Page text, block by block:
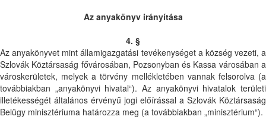
Az anyakönyv irányítása
4. §
Az anyakönyvet mint államigazgatási tevékenységet a község vezeti, a
Szlovák Köztársaság fővárosában, Pozsonyban és Kassa városában a
városkerületek, melyek a törvény mellékletében vannak felsorolva (a
továbbiakban „anyakönyvi hivatal“). Az anyakönyvi hivatalok területi
illetékességét általános érvényű jogi előírással a Szlovák Köztársaság
Belügy minisztériuma határozza meg (a továbbiakban „minisztérium“).